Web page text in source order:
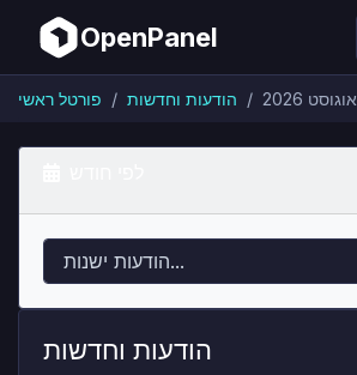
OpenPanel
פורטל ראשי הודעות וחדשות אוגוסט 2026
הודעות וחדשות